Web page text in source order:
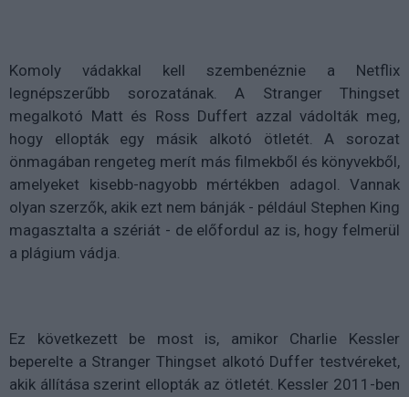
Komoly vádakkal kell szembenéznie a Netflix
legnépszerűbb sorozatának. A Stranger Thingset
megalkotó Matt és Ross Duffert azzal vádolták meg,
hogy ellopták egy másik alkotó ötletét. A sorozat
önmagában rengeteg merít más filmekből és könyvekből,
amelyeket kisebb-nagyobb mértékben adagol. Vannak
olyan szerzők, akik ezt nem bánják - például Stephen King
magasztalta a szériát - de előfordul az is, hogy felmerül
a plágium vádja.
Ez következett be most is, amikor Charlie Kessler
beperelte a Stranger Thingset alkotó Duffer testvéreket,
akik állítása szerint ellopták az ötletét. Kessler 2011-ben